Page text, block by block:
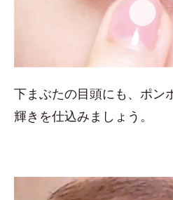
下まぶたの目頭にも、ポン
輝きを仕込みましょう。